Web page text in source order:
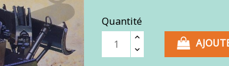
Quantité